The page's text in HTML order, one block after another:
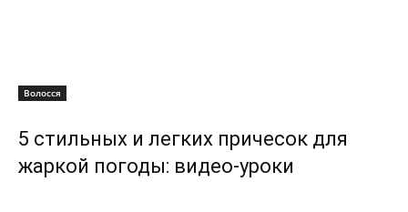
Волосся
5 стильных и легких причесок для
жаркой погоды: видео-уроки